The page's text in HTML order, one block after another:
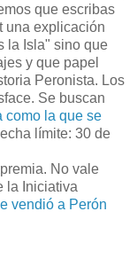
que escribas
una explicación
la Isla" sino que
y que papel
Peronista. Los
Se buscan
como la que se
límite: 30 de
No vale
la Iniciativa
vendió a Perón